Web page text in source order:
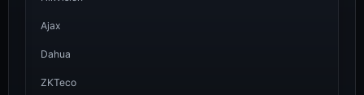
Ajax
Dahua
ZKTeco